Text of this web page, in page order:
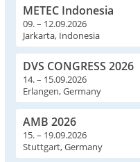
METEC Indonesia
09. – 12.09.2026
Jarkarta, Indonesia
DVS CONGRESS 2026
14. – 15.09.2026
Erlangen, Germany
AMB 2026
15. – 19.09.2026
Stuttgart, Germany